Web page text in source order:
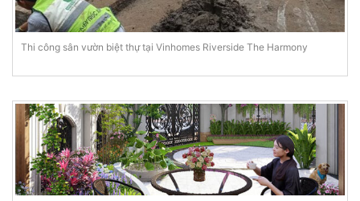
Thi công sân vườn biệt thự tại Vinhomes Riverside The Harmony